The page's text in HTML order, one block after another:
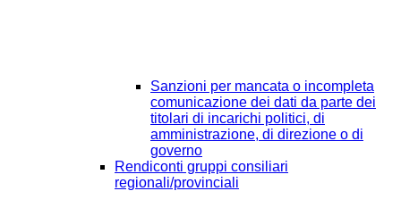
Sanzioni per mancata o incompleta
comunicazione dei dati da parte dei
titolari di incarichi politici, di
amministrazione, di direzione o di
governo
Rendiconti gruppi consiliari
regionali/provinciali